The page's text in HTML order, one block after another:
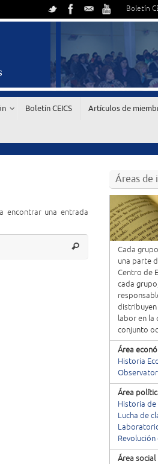
Boletín
Boletín CEICS Artículos de
encontrar una entrada
Áreas de
Cada
una parte
Centro de
cada
distribuyen
labor en la
conjunto
Área
Historia
Área
Historia de
Lucha de
Revolución
Área social